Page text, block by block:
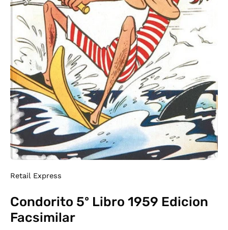
Retail Express
Condorito 5º Libro 1959 Edicion
Facsimilar